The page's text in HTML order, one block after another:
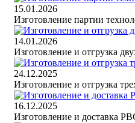
15.01.2026
Изготовление партии
14.01.2026
Изготовление и отгрузка
24.12.2025
Изготовление и отгрузка
16.12.2025
Изготовление и доставка